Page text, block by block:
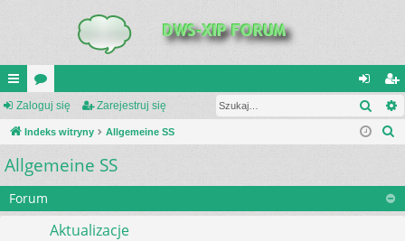
UI
C
K
_L
IN
or
a
al
og
si
ę
ar
ej
tru
j
Zaloguj się Zarejestruj się
Indeks witryny Allgemeine SS
a
Allgemeine SS
Forum
Aktualizacje